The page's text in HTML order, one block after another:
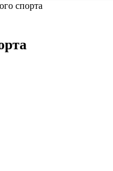
спорта